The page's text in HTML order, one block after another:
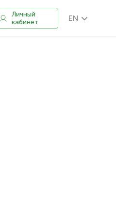
Личный
кабинет
EN